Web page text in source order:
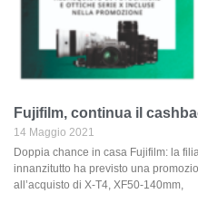
Fujifilm, continua il
14 Maggio 2021
Doppia chance in casa Fujifilm: la
innanzitutto ha previsto una
all’acquisto di X-T4, XF50-140mm,